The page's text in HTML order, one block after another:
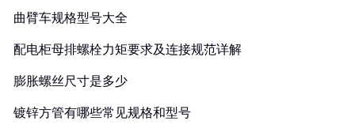
曲臂车规格型号大全
配电柜母排螺栓力矩要求及连接规范详解
膨胀螺丝尺寸是多少
镀锌方管有哪些常见规格和型号